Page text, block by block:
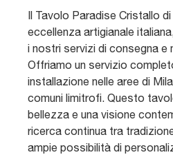
Il Tavolo Paradise Cristallo
eccellenza artigianale
i nostri servizi di consegna e
Offriamo un servizio
installazione nelle aree di
comuni limitrofi. Questo
bellezza e una visione
ricerca continua tra
ampie possibilità di